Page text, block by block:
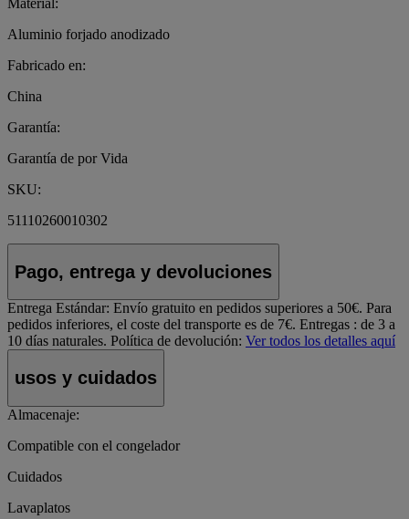
Material:
Aluminio forjado anodizado
Fabricado en:
China
Garantía:
Garantía de por Vida
SKU:
51110260010302
Pago, entrega y devoluciones
Entrega Estándar: Envío gratuito en pedidos superiores a 50€. Para
pedidos inferiores, el coste del transporte es de 7€. Entregas : de 3 a
10 días naturales. Política de devolución: Ver todos los detalles aquí
usos y cuidados
Almacenaje:
Compatible con el congelador
Cuidados
Lavaplatos